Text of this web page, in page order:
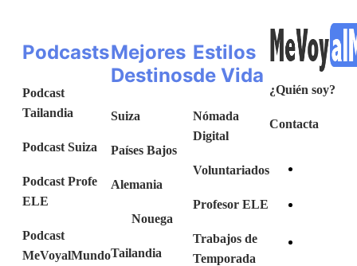
Podcasts
Podcast
Tailandia
Podcast Suiza
Podcast Profe
ELE
Podcast
MeVoyalMundo
Mejores
Destinos
Suiza
Países Bajos
Alemania
Nouega
Tailandia
Estilos
de Vida
Nómada
Digital
Voluntariados
Profesor ELE
Trabajos de
Temporada
¿Quién soy?
Contacta